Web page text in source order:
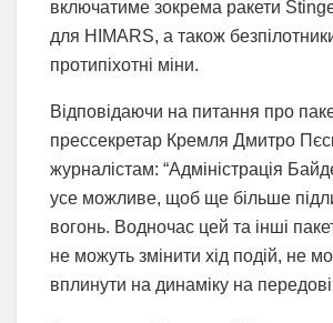
включатиме зокрема ракети
для HIMARS, а також
протипіхотні міни.
Відповідаючи на питання про
прессекретар Кремля Дмитро
журналістам: “Адміністрація
усе можливе, щоб ще більше
вогонь. Водночас цей та інші
не можуть змінити хід подій, не
вплинути на динаміку на